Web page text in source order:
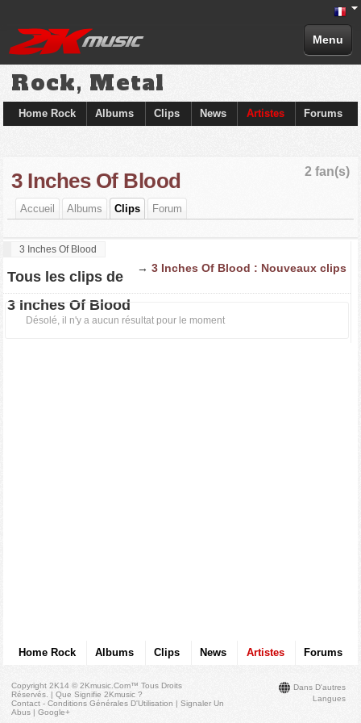
Menu
Rock, Metal
Home Rock Albums Clips News Artistes Forums
2 fan(s)
3 Inches Of Blood
Accueil Albums Clips Forum
3 Inches Of Blood
→ 3 Inches Of Blood : Nouveaux clips
Tous les clips de
3 Inches Of Blood
Désolé, il n'y a aucun résultat pour le moment
Home Rock Albums Clips News Artistes Forums
Dans D'autres
Langues
Copyright 2K14 © 2Kmusic.com™Tous Droits
Réservés . |Que Signifie 2Kmusic ?
Contact - Conditions Générales D'Utilisation |Signaler Un
Abus |Google+